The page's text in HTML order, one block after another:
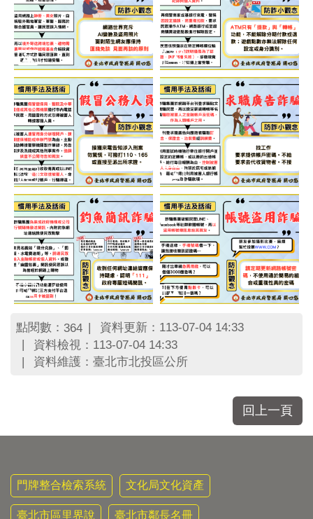
鄰
長
名
冊
點閱數： 364
資料更新：113-07-04 14:33
資料檢視：113-07-04 14:33
資料維護：臺北市北投區公所
回上一頁
門牌整合檢索系統 文化局文化資產
臺北市區里界說 臺北市鄰長名冊